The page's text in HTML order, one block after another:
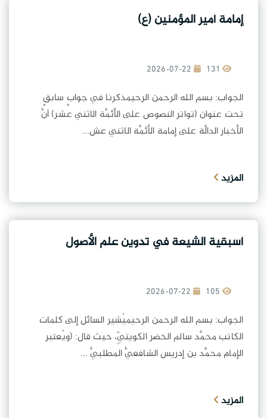
إمامة أمير المؤمنين (ع)
2026-07-22
الجواب: بسم الله الرحمن الرحيمذكرنا في جوابٍ سابقٍ
تحت عنوان (تواتر النصوص على الأئمَّة الاثني عشر) أنَّ
الأخبار الدالَّة على إمامة الأئمَّة الاثني عش...
المزيد
أسبقية الشيعة في تدوين علم الأصول
2026-07-22
الجواب: بسم الله الرحمن الرحيميُشير السائل إلى كلمات
الكاتب محمَّد سالم الخضر الكويتيِّ، حيث قال: (ويُعتبر
الإمام محمَّد بن إدريس الشافعيُّ المطلبيُّ ...
المزيد